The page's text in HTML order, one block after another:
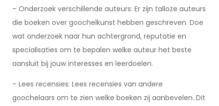
– Onderzoek verschillende auteurs: Er zijn talloze auteurs
die boeken over goochelkunst hebben geschreven. Doe
wat onderzoek naar hun achtergrond, reputatie en
specialisaties om te bepalen welke auteur het beste
aansluit bij jouw interesses en leerdoelen.
– Lees recensies: Lees recensies van andere
goochelaars om te zien welke boeken zij aanbevelen. Dit